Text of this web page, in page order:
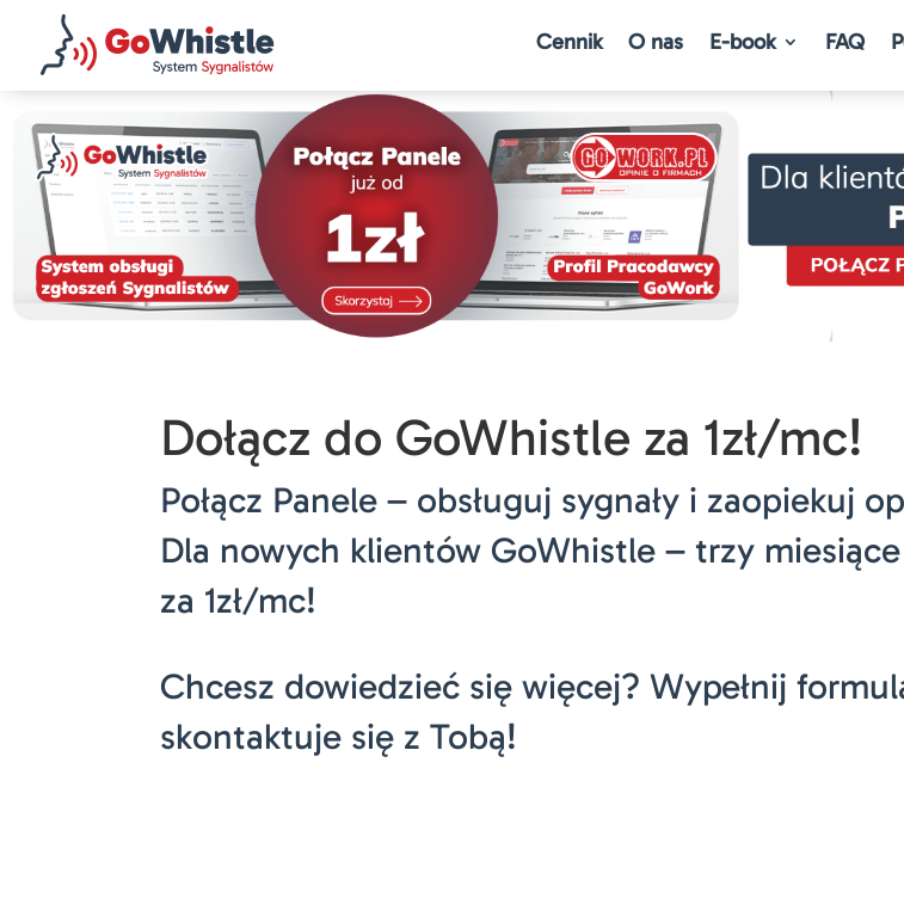
Cennik O nas E-book FAQ
Dołącz do GoWhistle za 1zł/mc!
Połącz Panele – obsługuj sygnały i zaopiekuj
Dla nowych klientów GoWhistle – trzy
za 1zł/mc!
Chcesz dowiedzieć się więcej? Wypełnij
skontaktuje się z Tobą!